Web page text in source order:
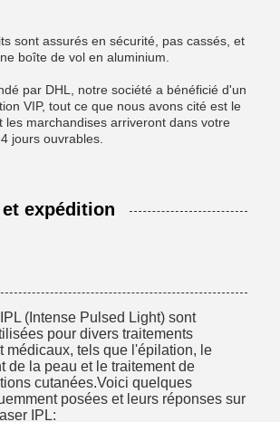
sont assurés en sécurité, pas cassés, et
boîte de vol en aluminium.
par DHL, notre société a bénéficié d'un
VIP, tout ce que nous avons cité est le
les marchandises arriveront dans votre
jours ouvrables.
expédition
(Intense Pulsed Light) sont
pour divers traitements
médicaux, tels que l'épilation, le
de la peau et le traitement de
cutanées.Voici quelques
posées et leurs réponses sur
IPL: